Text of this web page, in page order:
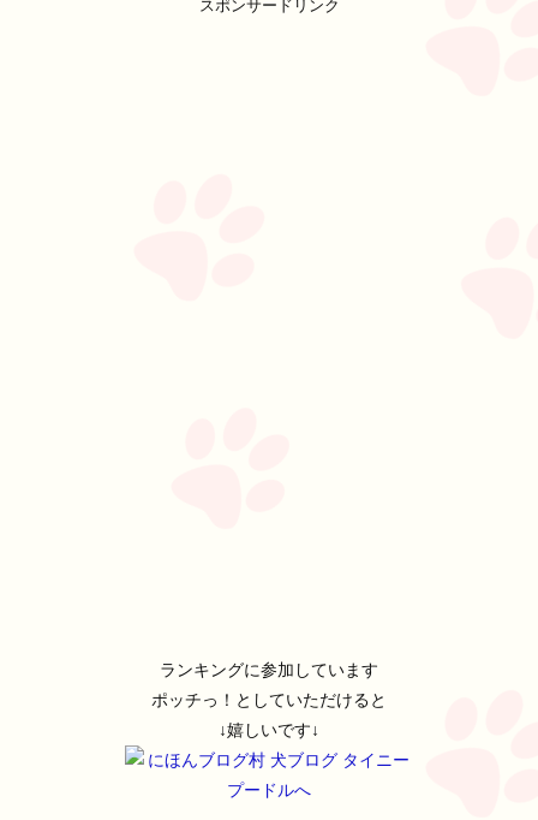
スポンサードリンク
ランキングに参加しています
ポッチっ！としていただけると
↓嬉しいです↓